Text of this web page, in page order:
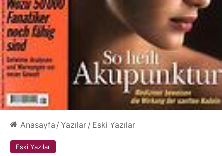
Anasayfa / Yazılar / Eski Yazılar
Eski Yazılar